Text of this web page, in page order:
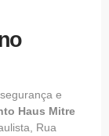
e
Haus Mitre
Rua